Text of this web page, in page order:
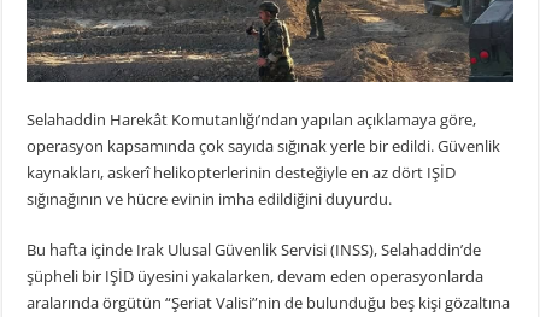
Selahaddin Harekât Komutanlığı’ndan yapılan açıklamaya göre,
operasyon kapsamında çok sayıda sığınak yerle bir edildi. Güvenlik
kaynakları, askerî helikopterlerinin desteğiyle en az dört IŞİD
sığınağının ve hücre evinin imha edildiğini duyurdu.
Bu hafta içinde Irak Ulusal Güvenlik Servisi (INSS), Selahaddin’de
şüpheli bir IŞİD üyesini yakalarken, devam eden operasyonlarda
aralarında örgütün “Şeriat Valisi”nin de bulunduğu beş kişi gözaltına